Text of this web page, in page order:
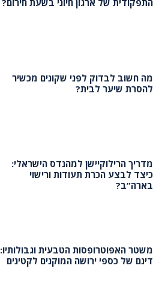
התפקודית של ארגון חיוני בשעת חירום?
מה חשוב לבדוק לפני שקונים מכשיר
להסרת שיער לבית?
מדריך הרילוקיישן למהנדס הישראלי:
כיצד לבצע הכרת תעודות ורישוי
בארה”ב?
משטר האפוטרופסות הטבעית וגבולותיו:
דינם של כספי ירושה המוקנים לקטינים